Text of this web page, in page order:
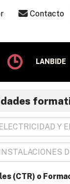
Contacto
LANBIDE
(CTR) o